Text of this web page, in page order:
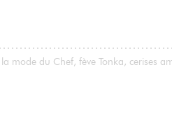
mode du Chef, fève Tonka, cerises